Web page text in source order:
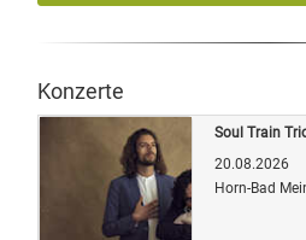
Konzerte
Soul Train
20.08.2026
Horn-Bad